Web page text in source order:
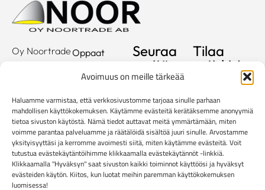
Avoimuus on meille tärkeää
Haluamme varmistaa, että verkkosivustomme tarjoaa sinulle parhaan
mahdollisen käyttökokemuksen. Käytämme evästeitä kerätäksemme anonyymiä
tietoa sivuston käytöstä. Nämä tiedot auttavat meitä ymmärtämään, miten
voimme parantaa palveluamme ja räätälöidä sisältöä juuri sinulle. Arvostamme
yksityisyyttäsi ja kerromme avoimesti siitä, miten käytämme evästeitä. Voit
tutustua evästekäytäntöihimme klikkaamalla evästekäytännöt -linkkiä.
Klikkaamalla "Hyväksyn" saat sivuston kaikki toiminnot käyttöösi ja hyväksyt
evästeiden käytön. Kiitos, kun luotat meihin paremman käyttökokemuksen
luomisessa!
Oy Noortrade
Hallimestarinkatu
20780
Kaarina
info@noortrade.fi
+358 2 51 22
500
Oppaat
Kuvastot
Showroom
Yritys
Yhteystiedot
Ajankohtaista
Seuraa
meitä
Tilaa
uutiskirje